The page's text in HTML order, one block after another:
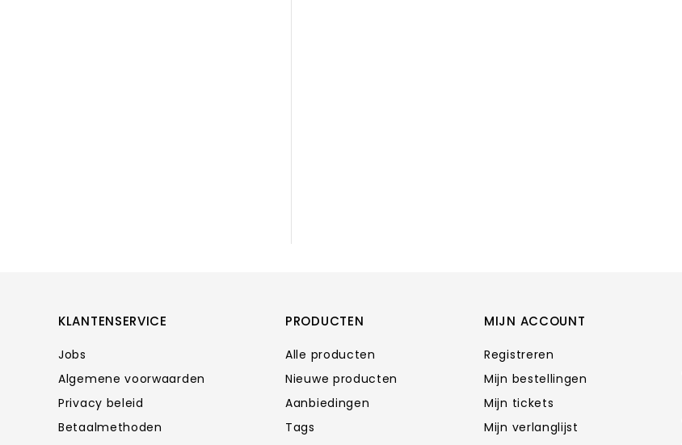
KLANTENSERVICE
Jobs
Algemene voorwaarden
Privacy beleid
Betaalmethoden
PRODUCTEN
Alle producten
Nieuwe producten
Aanbiedingen
Tags
MIJN ACCOUNT
Registreren
Mijn bestellingen
Mijn tickets
Mijn verlanglijst